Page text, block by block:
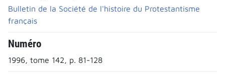
Bulletin de la Société de l'histoire du Protestantisme
français
Numéro
1996, tome 142, p. 81-128